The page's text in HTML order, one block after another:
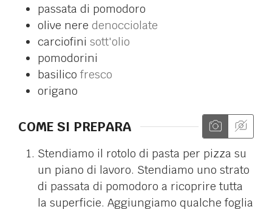
passata di pomodoro
olive nere denocciolate
carciofini sott'olio
pomodorini
basilico fresco
origano
COME SI PREPARA
Stendiamo il rotolo di pasta per pizza su
un piano di lavoro. Stendiamo uno strato
di passata di pomodoro a ricoprire tutta
la superficie. Aggiungiamo qualche foglia